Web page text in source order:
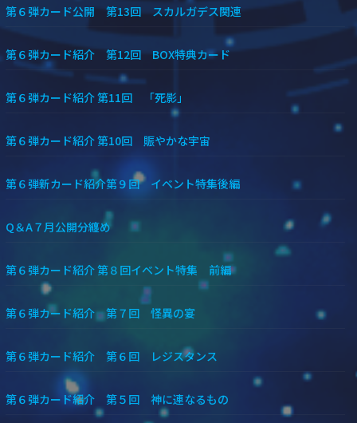
第６弾カード公開 第13回 スカルガデス関連
第６弾カード紹介 第12回 BOX特典カード
第６弾カード紹介 第11回 「死影」
第６弾カード紹介 第10回 賑やかな宇宙
第６弾新カード紹介第９回 イベント特集後編
Q＆A７月公開分纏め
第６弾カード紹介 第８回イベント特集 前編
第６弾カード紹介 第７回 怪異の宴
第６弾カード紹介 第６回 レジスタンス
第６弾カード紹介 第５回 神に連なるもの